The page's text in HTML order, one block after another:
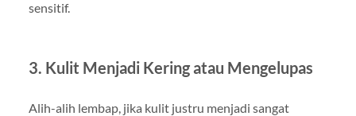
sensitif.
3. Kulit Menjadi Kering atau Mengelupas
Alih-alih lembap, jika kulit justru menjadi sangat